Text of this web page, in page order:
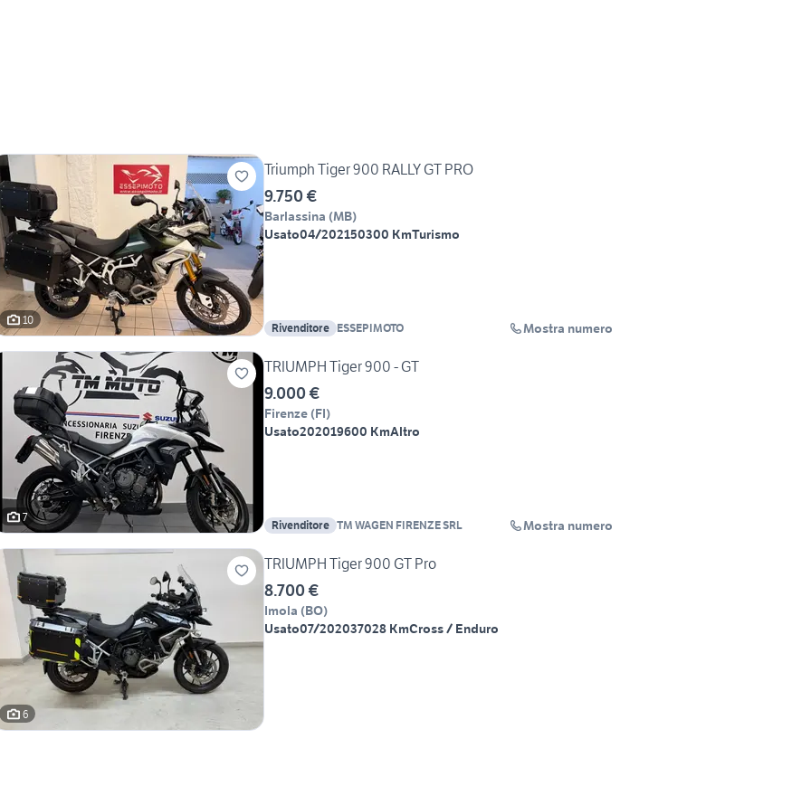
10
Triumph Tiger 900 RALLY GT PRO
9.750 €
Barlassina (MB)
Usato04/202150300 KmTurismo
Rivenditore ESSEPIMOTO Mostra numero
7
TRIUMPH Tiger 900 - GT
9.000 €
Firenze (FI)
Usato202019600 KmAltro
Rivenditore TM WAGEN FIRENZE SRL Mostra numero
6
TRIUMPH Tiger 900 GT Pro
8.700 €
Imola (BO)
Usato07/202037028 KmCross / Enduro